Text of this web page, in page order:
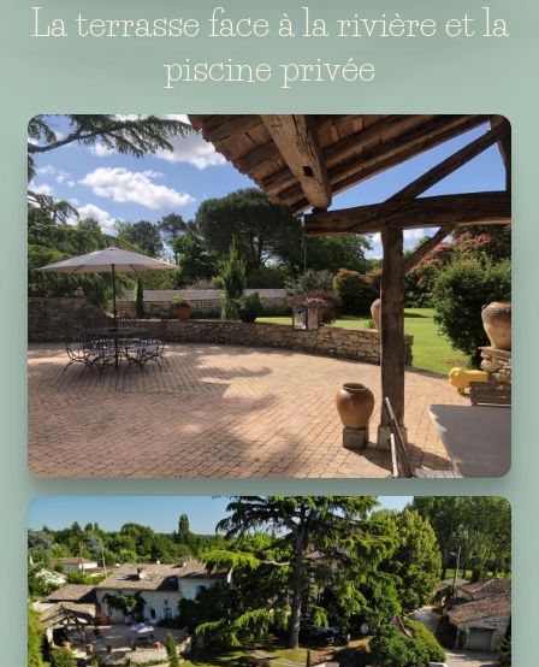
La terrasse face à la rivière et la
piscine privée